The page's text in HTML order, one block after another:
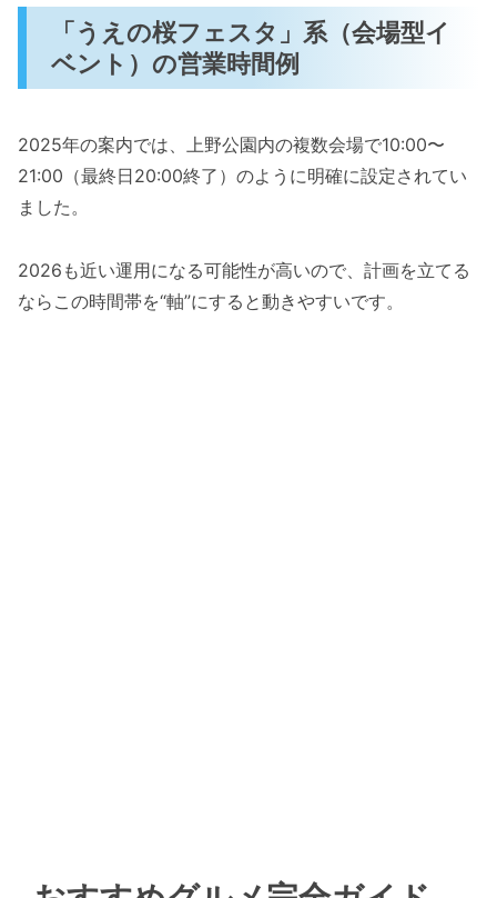
「うえの桜フェスタ」系（会場型イ
ベント）の営業時間例
2025年の案内では、上野公園内の複数会場で10:00〜
21:00（最終日20:00終了）のように明確に設定されてい
ました。
2026も近い運用になる可能性が高いので、計画を立てる
ならこの時間帯を“軸”にすると動きやすいです。